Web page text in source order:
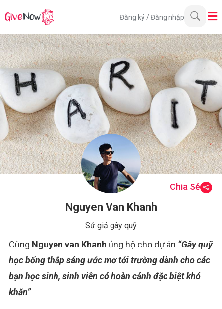
Đăng ký /Đăng nhập
Nguyen Van Khanh
Chia Sẻ
Sứ giả gây quỹ
Cùng Nguyen van Khanh ủng hộ cho dự án “Gây quỹ
học bổng thắp sáng ước mơ tới trường dành cho các
bạn học sinh, sinh viên có hoàn cảnh đặc biệt khó
khăn”